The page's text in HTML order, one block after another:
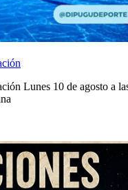
Lunes 10 de agosto a